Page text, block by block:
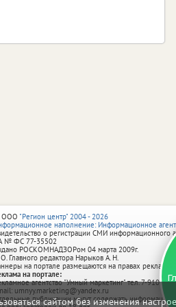
сайтом без изменения
"Регион центр" 2004 - 2026
наполнение: Информационное
о регистрации СМИ информационного
№ ФС 77‑35502
РОСКОМНАДЗОРом 04 марта 2009г.
Главного редактора Нарыков А. Н.
на портале размещаются на правах рекламы.
на портале:
агентство "Умный маркетинг" тел. 7-910-
umnyy.marketing@yandex.ru
публикации могут содержать